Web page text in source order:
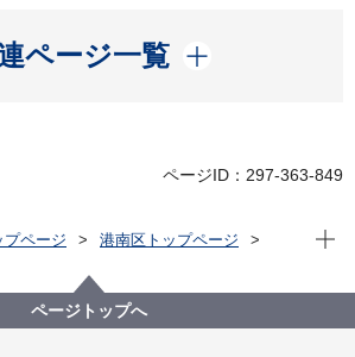
ページ一覧
開く
ページID：297-363-849
プページ
港南区トップページ
応援講演会
現在
ページトップへ